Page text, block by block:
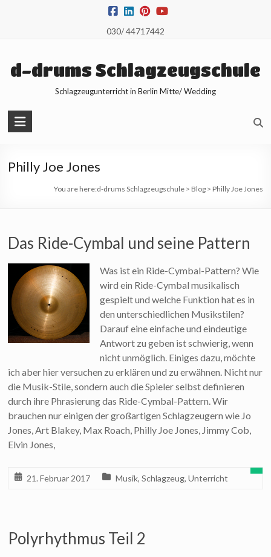
030/ 44717442
d-drums Schlagzeugschule
Schlagzeugunterricht in Berlin Mitte/ Wedding
Philly Joe Jones
You are here:d-drums Schlagzeugschule> Blog> Philly Joe Jones
Das Ride-Cymbal und seine Pattern
Was ist ein Ride-Cymbal-Pattern? Wie
wird ein Ride-Cymbal musikalisch
gespielt und welche Funktion hat es in
den unterschiedlichen Musikstilen?
Darauf eine einfache und eindeutige
Antwort zu geben ist schwierig, wenn
nicht unmöglich. Einiges dazu, möchte
ich aber hier versuchen zu erklären und zu erwähnen. Nicht nur
die Musik-Stile, sondern auch die Spieler selbst definieren
durch ihre Phrasierung das Ride-Cymbal-Pattern. Wir
brauchen nur einigen der großartigen Schlagzeugern wie Jo
Jones, Art Blakey, Max Roach, Philly Joe Jones, Jimmy Cob,
Elvin Jones,
21. Februar 2017 Musik,Schlagzeug,Unterricht
Polyrhythmus Teil 2